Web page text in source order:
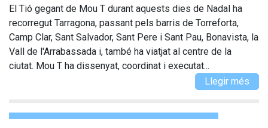
El Tió gegant de Mou T durant aquests dies de Nadal ha
recorregut Tarragona, passant pels barris de Torreforta,
Camp Clar, Sant Salvador, Sant Pere i Sant Pau, Bonavista, la
Vall de l'Arrabassada i, també ha viatjat al centre de la
ciutat. Mou T ha dissenyat, coordinat i executat...
Llegir més